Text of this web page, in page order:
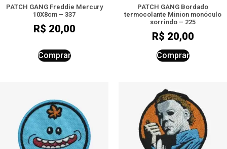
PATCH GANG Freddie Mercury
10X8cm – 337
R$ 20,00
Comprar
PATCH GANG Bordado
termocolante Minion monóculo
sorrindo – 225
R$ 20,00
Comprar